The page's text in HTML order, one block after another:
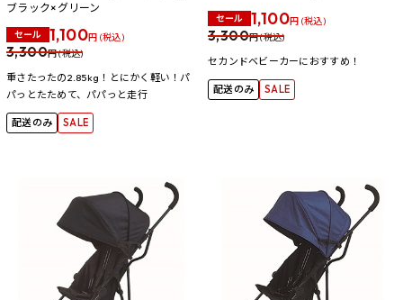
ブラック×グリーン
セール 1,100円 (税込)
3,300円 (税込)
重さたったの2.85kg！とにかく軽い！パ
パっとたためて、パパっと走行
配送のみ SALE
セール 1,100円 (税込)
3,300円 (税込)
セカンドベビーカーにおすすめ！
配送のみ SALE